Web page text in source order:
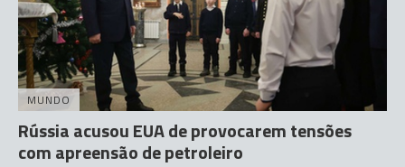
MUNDO
Rússia acusou EUA de provocarem tensões
com apreensão de petroleiro